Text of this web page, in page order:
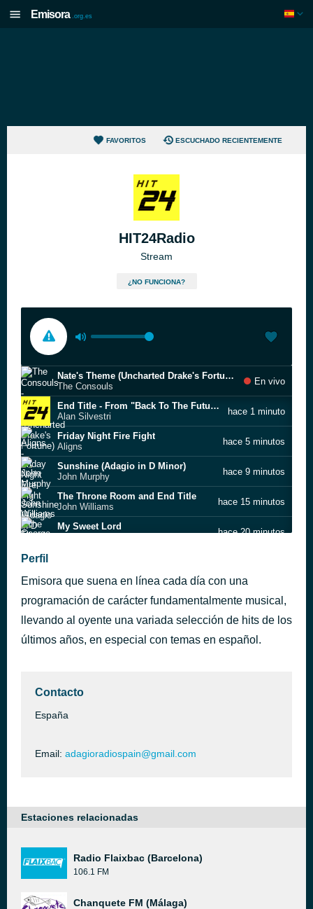
Emisora .org.es
FAVORITOS ESCUCHADO RECIENTEMENTE
HIT24Radio
Stream
¿NO FUNCIONA?
Nate's Theme (Uncharted Drake's Fortune)
The Consouls
En vivo
End Title - From "Back To The Future Pt. II" Original Score
Alan Silvestri
hace 1 minuto
Friday Night Fire Fight
Aligns
hace 5 minutos
Sunshine (Adagio in D Minor)
John Murphy
hace 9 minutos
The Throne Room and End Title
John Williams
hace 15 minutos
My Sweet Lord
hace 20 minutos
Erdtree Knights
Tai Tomisawa
La guerra de las galaxias
London Symphony Orchestra
hace 35 minutos
I Will Never Love Again
Perfil
Emisora que suena en línea cada día con una
programación de carácter fundamentalmente musical,
llevando al oyente una variada selección de hits de los
últimos años, en especial con temas en español.
Contacto
España
Email: adagioradiospain@gmail.com
Estaciones relacionadas
Radio Flaixbac (Barcelona)
106.1 FM
Chanquete FM (Málaga)